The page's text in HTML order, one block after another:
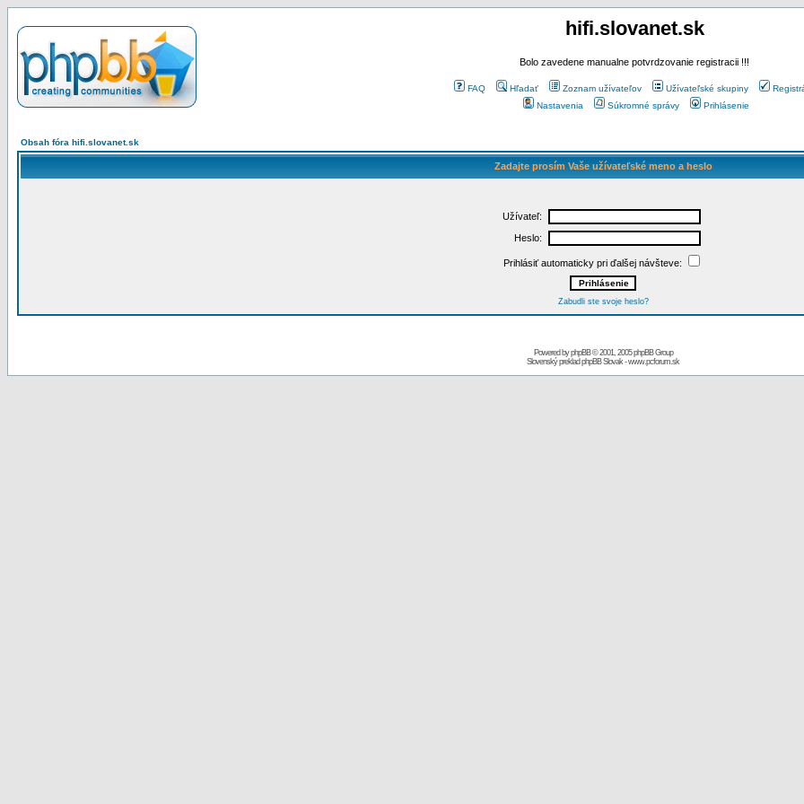
hifi.slovanet.sk
Bolo zavedene manualne potvrdzovanie registracii !!!
FAQ Hľadať Zoznam užívateľov Užívateľské skupiny
Nastavenia
Súkromné správy Prihlásenie
Obsah fóra hifi.slovanet.sk
Zadajte prosím Vaše užívateľské meno a heslo
Užívateľ:
Heslo:
Prihlásiť automaticky pri ďalšej návšteve:
Zabudli ste svoje heslo?
Powered byphpBB© 2001, 2005 phpBB Group
Slovenský preklad phpBB Slovak-www.pcforum.sk